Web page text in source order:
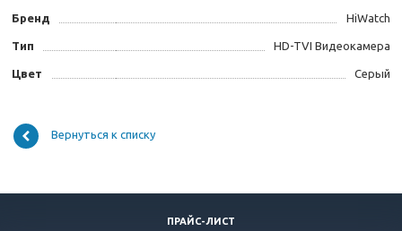
Бренд HiWatch
Тип HD-TVI Видеокамера
Цвет Серый
Вернуться к списку
ПРАЙС-ЛИСТ